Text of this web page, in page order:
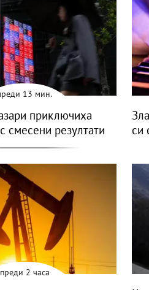
13 мин.
приключиха
смесени резултати
си
преди 2 часа